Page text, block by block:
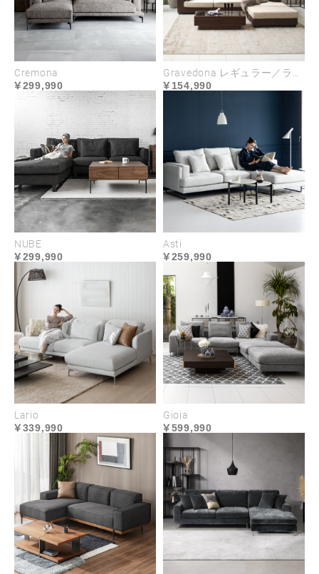
感が軽減されより広々とした印象に。すらり
と伸びたシャープな印象の金属脚は浮遊感を
演出し、ワイドなシートデザインに軽やかさ
をプラスします。
USABILITY
深いくつろぎへ誘う
ハイクラスな座り心地
心やすらぐ座り心地を叶えるのは、全身を受け止め
るワイドシートと、適度な弾力で身体にフィットす
る多層構造クッション。座面は、安定感を保ち長時
Cremona
299,990
Gravedona レギュラー／ラージサイズ
154,990
NUBE
299,990
Asti
259,990
Lario
339,990
Gioia
599,990